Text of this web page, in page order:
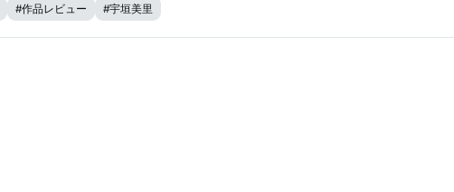
#作品レビュー #宇垣美里